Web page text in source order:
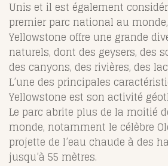
Unis et il est également
premier parc national au monde,
Yellowstone offre une grande
naturels, dont des geysers, des
des canyons, des rivières, des
L’une des principales
Yellowstone est son activité
Le parc abrite plus de la moitié
monde, notamment le célèbre
projette de l’eau chaude à des
jusqu’à 55 mètres.